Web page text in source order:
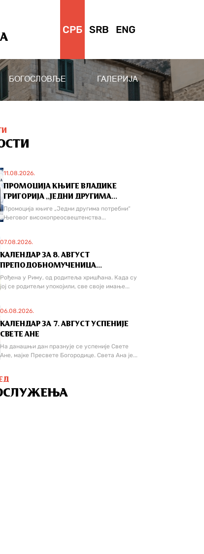
СРБ SRB ENG
БОГОСЛОВЉЕ ГАЛЕРИЈА
11.08.2026.
ПРОМОЦИЈА КЊИГЕ ВЛАДИКЕ
ГРИГОРИЈА ,,ЈЕДНИ ДРУГИМА...
Промоција књиге „Једни другима потребни“
Његовог високопреосвештенства...
07.08.2026.
КАЛЕНДАР ЗА 8. АВГУСТ
ПРЕПОДОБНОМУЧЕНИЦА...
Рођена у Риму, од родитеља хришћана. Када су
јој се родитељи упокојили, све своје имање...
06.08.2026.
КАЛЕНДАР ЗА 7. АВГУСТ УСПЕНИЈЕ
СВЕТЕ АНЕ
На данашњи дан празнује се успеније Свете
Ане, мајке Пресвете Богородице. Света Ана је...